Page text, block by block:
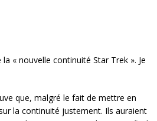
« nouvelle continuité Star Trek ». Je
que, malgré le fait de mettre en
la continuité justement. Ils auraient